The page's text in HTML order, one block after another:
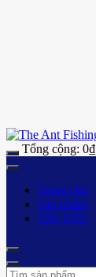
Tổng cộng: 0₫
Trang chủ
Sản phẩm
TIN TỨC